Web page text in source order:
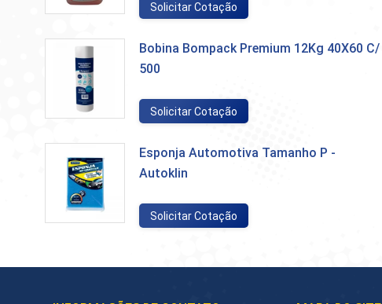
Solicitar Cotação
Bobina Bompack Premium 12Kg 40X60 C/
500
Solicitar Cotação
Esponja Automotiva Tamanho P -
Autoklin
Solicitar Cotação